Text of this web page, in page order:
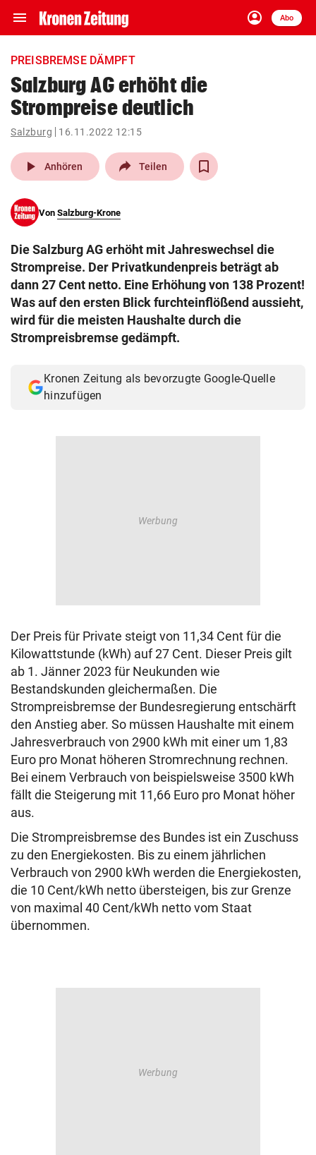
menu Navigation
ein-/ausklappen
account_circle
Anmelden
Abo
close Schließen
account_circle Anmelden
pin_drop
Wien arrow_right
search
eingeben
Muthgasse 2, 1190 Wien
PREISBREMSE DÄMPFT
Salzburg AG erhöht die
Strompreise deutlich
Salzburg 16.11.2022 12:15
play_arrow Anhören Teilen
Von Salzburg-Krone
Die Salzburg AG erhöht mit Jahreswechsel die
Strompreise. Der Privatkundenpreis beträgt ab
dann 27 Cent netto. Eine Erhöhung von 138 Prozent!
Was auf den ersten Blick furchteinflößend aussieht,
wird für die meisten Haushalte durch die
Strompreisbremse gedämpft.
Kronen Zeitung als bevorzugte Google-Quelle
hinzufügen
Der Preis für Private steigt von 11,34 Cent für die
Kilowattstunde (kWh) auf 27 Cent. Dieser Preis gilt
ab 1. Jänner 2023 für Neukunden wie
Bestandskunden gleichermaßen. Die
Strompreisbremse der Bundesregierung entschärft
den Anstieg aber. So müssen Haushalte mit einem
Jahresverbrauch von 2900 kWh mit einer um 1,83
Euro pro Monat höheren Stromrechnung rechnen.
Bei einem Verbrauch von beispielsweise 3500 kWh
fällt die Steigerung mit 11,66 Euro pro Monat höher
aus.
Die Strompreisbremse des Bundes ist ein Zuschuss
zu den Energiekosten. Bis zu einem jährlichen
Verbrauch von 2900 kWh werden die Energiekosten,
die 10 Cent/kWh netto übersteigen, bis zur Grenze
von maximal 40 Cent/kWh netto vom Staat
übernommen.